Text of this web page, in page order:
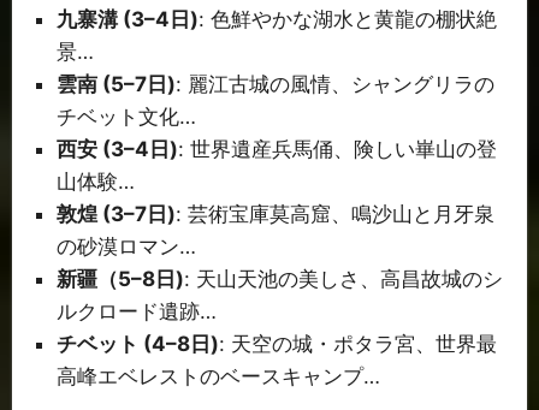
九寨溝 (3–4日): 色鮮やかな湖水と黄龍の棚状絶
景…
雲南 (5–7日): 麗江古城の風情、シャングリラの
チベット文化…
西安 (3–4日): 世界遺産兵馬俑、険しい崋山の登
山体験…
敦煌 (3–7日): 芸術宝庫莫高窟、鳴沙山と月牙泉
の砂漠ロマン…
新疆（5–8日): 天山天池の美しさ、高昌故城のシ
ルクロード遺跡…
チベット (4–8日): 天空の城・ポタラ宮、世界最
高峰エベレストのベースキャンプ…